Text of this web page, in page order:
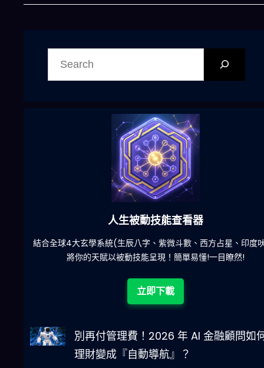
人生被動技能查看器
結合全球4大玄學系統(生辰八字、紫微斗數、西方占星、印度
將你的天賦以被動技能呈現！簡單易懂!一目瞭然!
立即下載
別再付管理費！2026 年 AI 金融顧問如
理財變成『自動導航』？